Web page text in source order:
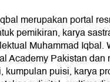
merupakan portal
pemikiran, karya
Muhammad Iqbal.
Academy Pakistan dan
kumpulan puisi, karya